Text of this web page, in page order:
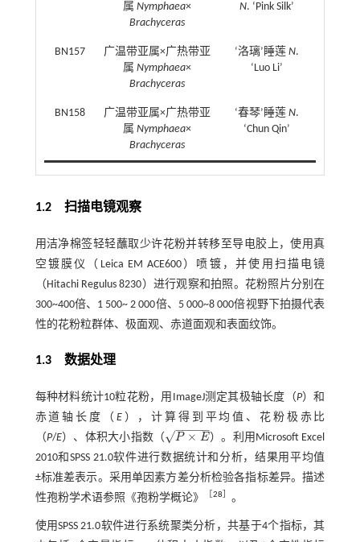
属 Nymphaea×
Brachyceras
N. ‘Pink Silk’
BN157
广温带亚属×广热带亚
属 Nymphaea×
Brachyceras
‘洛璃’睡莲N.
‘Luo Li’
BN158
广温带亚属×广热带亚
属 Nymphaea×
Brachyceras
‘春琴’睡莲N.
‘Chun Qin’
1.2 扫描电镜观察
用洁净棉签轻轻蘸取少许花粉并转移至导电胶上，使用真
空镀膜仪（Leica EM ACE600）喷镀，并使用扫描电镜
（Hitachi Regulus 8230）进行观察和拍照。花粉照片分别在
300~400倍、1 500~ 2 000倍、5 000~8 000倍视野下拍摄代表
性的花粉粒群体、极面观、赤道面观和表面纹饰。
1.3 数据处理
每种材料统计10粒花粉，用ImageJ测定其极轴长度（P）和
赤道轴长度（ E），计算得到平均值、花粉极赤比
（P/E）、体积大小指数（ P × E
− −
−−−
√
P×E
）。利用Microsoft Excel
2010和SPSS 21.0软件进行数据统计和分析，结果用平均值
±标准差表示。采用单因素方差分析检验各指标差异。描述
性孢粉学术语参照《孢粉学概论》
28 。
使用SPSS 21.0软件进行系统聚类分析，共基于4个指标，其